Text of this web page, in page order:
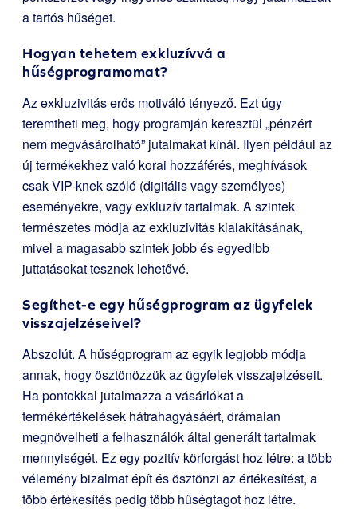
a tartós hűséget.
Hogyan tehetem exkluzívvá a
hűségprogramomat?
Az exkluzivitás erős motiváló tényező. Ezt úgy
teremtheti meg, hogy programján keresztül „pénzért
nem megvásárolható” jutalmakat kínál. Ilyen például az
új termékekhez való korai hozzáférés, meghívások
csak VIP-knek szóló (digitális vagy személyes)
eseményekre, vagy exkluzív tartalmak. A szintek
természetes módja az exkluzivitás kialakításának,
mivel a magasabb szintek jobb és egyedibb
juttatásokat tesznek lehetővé.
Segíthet-e egy hűségprogram az ügyfelek
visszajelzéseivel?
Abszolút. A hűségprogram az egyik legjobb módja
annak, hogy ösztönözzük az ügyfelek visszajelzéseit.
Ha pontokkal jutalmazza a vásárlókat a
termékértékelések hátrahagyásáért, drámaian
megnövelheti a felhasználók által generált tartalmak
mennyiségét. Ez egy pozitív körforgást hoz létre: a több
vélemény bizalmat épít és ösztönzi az értékesítést, a
több értékesítés pedig több hűségtagot hoz létre.